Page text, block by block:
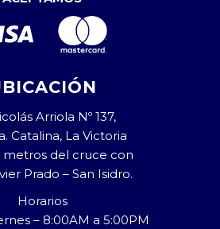
Arriola Nº 137,
Catalina, La Victoria
metros del cruce con
Prado – San Isidro.
Horarios
– 8:00AM a 5:00PM